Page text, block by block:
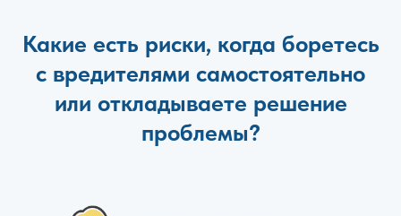
Какие есть риски, когда боретесь
с вредителями самостоятельно
или откладываете решение
проблемы?